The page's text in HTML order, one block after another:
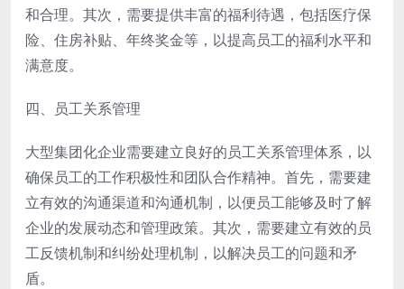
和合理。其次，需要提供丰富的福利待遇，包括医疗保
险、住房补贴、年终奖金等，以提高员工的福利水平和
满意度。
四、员工关系管理
大型集团化企业需要建立良好的员工关系管理体系，以
确保员工的工作积极性和团队合作精神。首先，需要建
立有效的沟通渠道和沟通机制，以便员工能够及时了解
企业的发展动态和管理政策。其次，需要建立有效的员
工反馈机制和纠纷处理机制，以解决员工的问题和矛
盾。